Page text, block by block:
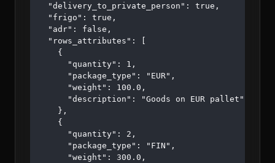
  "delivery_to_private_person": true,
  "frigo": true,
  "adr": false,
  "rows_attributes": [
    {
      "quantity": 1,
      "package_type": "EUR",
      "weight": 100.0,
      "description": "Goods on EUR pallet"
    },
    {
      "quantity": 2,
      "package_type": "FIN",
      "weight": 300.0,